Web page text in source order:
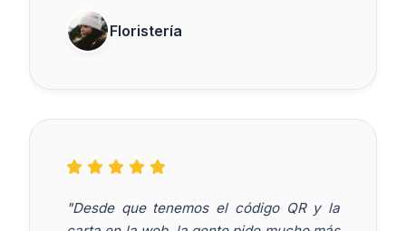
Floristería
"Desde que tenemos el código QR y la